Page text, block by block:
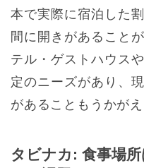
本で実際に宿泊した
間に開きがあること
テル・ゲストハウス
定のニーズがあり、
があることもうかがえ
タビナカ: 食事場